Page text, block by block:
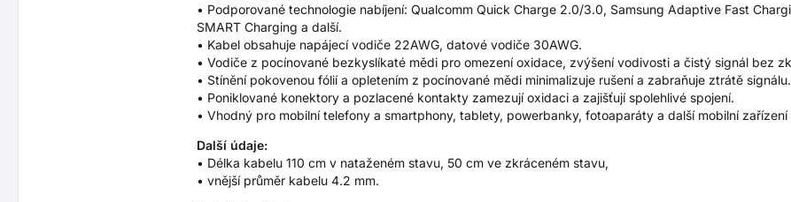
• Podporované technologie nabíjení: Qualcomm Quick Charge 2.0/3.0, Samsung Adaptive Fast
SMART Charging a další.
• Kabel obsahuje napájecí vodiče 22AWG, datové vodiče 30AWG.
• Vodiče z pocínované bezkyslíkaté mědi pro omezení oxidace, zvýšení vodivosti a čistý signál bez
• Stínění pokovenou fólií a opletením z pocínované mědi minimalizuje rušení a zabraňuje ztrátě signálu.
• Poniklované konektory a pozlacené kontakty zamezují oxidaci a zajišťují spolehlivé spojení.
• Vhodný pro mobilní telefony a smartphony, tablety, powerbanky, fotoaparáty a další mobilní zařízení
Další údaje:
• Délka kabelu 110 cm v nataženém stavu, 50 cm ve zkráceném stavu,
• vnější průměr kabelu 4.2 mm.